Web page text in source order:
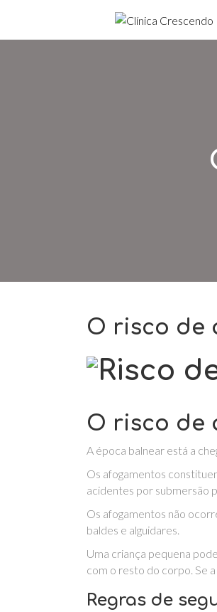
O risco de
O risco de
A época balnear está a
Os afogamentos
acidentes por submersão
Os afogamentos não
baldes e alguidares.
Uma criança pequena
com o resto do corpo. Se
Regras de